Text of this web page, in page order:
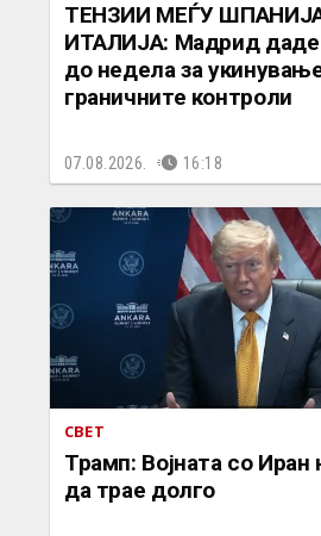
ТЕНЗИИ МЕЃУ
ИТАЛИЈА: Мадрид даде
до недела за
граничните контроли
07.08.2026. 16:18
СВЕТ
Трамп: Војната со Иран
да трае долго